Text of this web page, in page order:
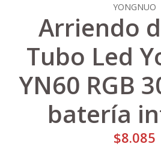
YONGNUO
Arriendo
Tubo Led
YN60 RGB
batería
$8.085